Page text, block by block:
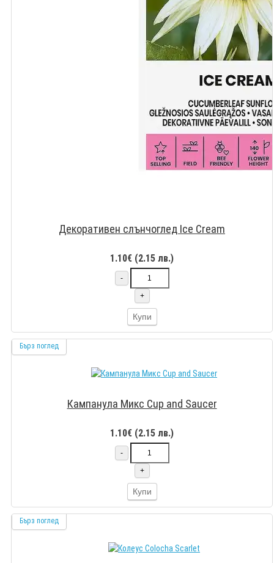
Декоративeн слънчоглед Ice Cream
1.10€ (2.15 лв.)
-
+
Купи
Бърз поглед
Кампанула Микс Cup and Saucer
1.10€ (2.15 лв.)
-
+
Купи
Бърз поглед